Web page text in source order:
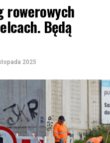
rowerowych
Będą
2025